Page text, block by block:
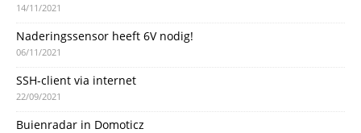
14/11/2021
Naderingssensor heeft 6V nodig!
06/11/2021
SSH-client via internet
22/09/2021
Buienradar in Domoticz